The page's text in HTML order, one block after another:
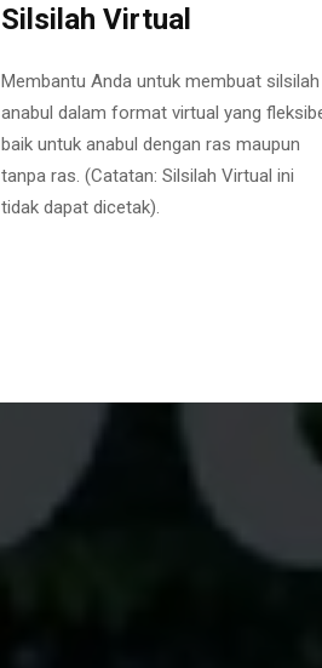
Silsilah Virtual
Membantu Anda untuk membuat silsilah
anabul dalam format virtual yang
baik untuk anabul dengan ras maupun
tanpa ras. (Catatan: Silsilah Virtual ini
tidak dapat dicetak).